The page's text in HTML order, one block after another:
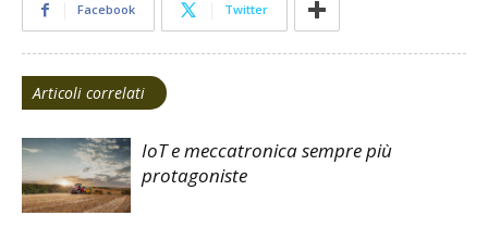
Facebook Twitter
Articoli correlati
IoT e meccatronica sempre più
protagoniste